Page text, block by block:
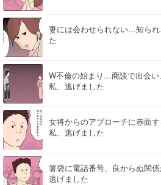
妻には会わせられない…知ら
た
W不倫の始まり…商談で出会い
私、逃げました
女将からのアプローチに赤面
私、逃げました
箸袋に電話番号、良からぬ関係
逃げました